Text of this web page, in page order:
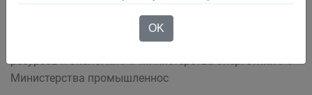
аграрно продовольственной политике и
природопользованию Министерства природных
ресурсов и экологии РФ Министерства энергетики РФ
Министерства промышленнос
OK